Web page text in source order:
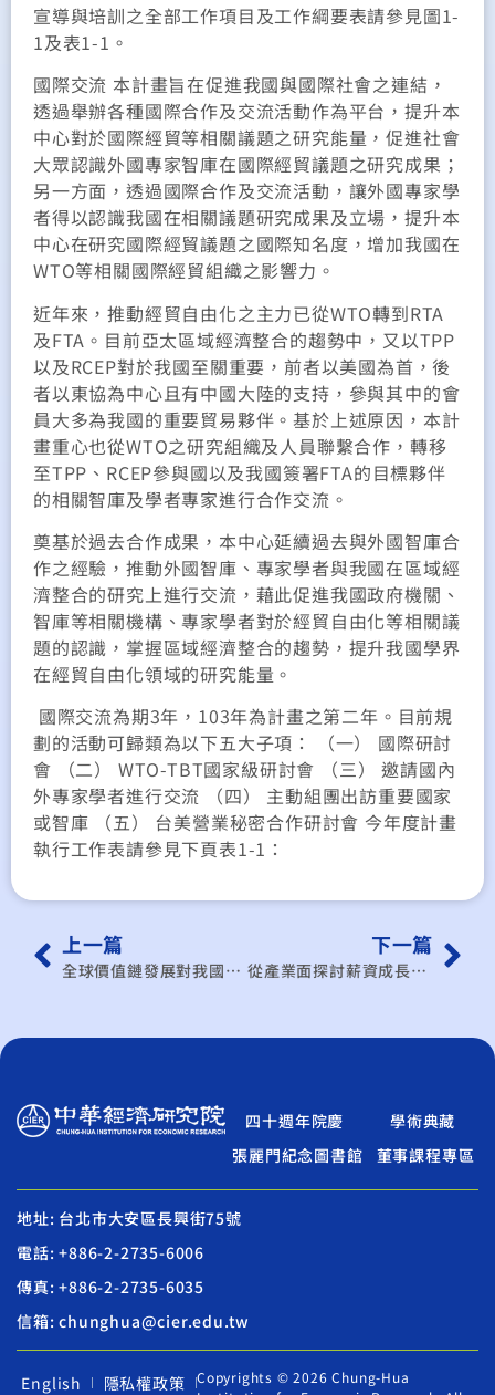
宣導與培訓之全部工作項目及工作綱要表請參見圖1-
1及表1-1。
國際交流 本計畫旨在促進我國與國際社會之連結，
透過舉辦各種國際合作及交流活動作為平台，提升本
中心對於國際經貿等相關議題之研究能量，促進社會
大眾認識外國專家智庫在國際經貿議題之研究成果；
另一方面，透過國際合作及交流活動，讓外國專家學
者得以認識我國在相關議題研究成果及立場，提升本
中心在研究國際經貿議題之國際知名度，增加我國在
WTO等相關國際經貿組織之影響力。
近年來，推動經貿自由化之主力已從WTO轉到RTA
及FTA。目前亞太區域經濟整合的趨勢中，又以TPP
以及RCEP對於我國至關重要，前者以美國為首，後
者以東協為中心且有中國大陸的支持，參與其中的會
員大多為我國的重要貿易夥伴。基於上述原因，本計
畫重心也從WTO之研究組織及人員聯繫合作，轉移
至TPP、RCEP參與國以及我國簽署FTA的目標夥伴
的相關智庫及學者專家進行合作交流。
奠基於過去合作成果，本中心延續過去與外國智庫合
作之經驗，推動外國智庫、專家學者與我國在區域經
濟整合的研究上進行交流，藉此促進我國政府機關、
智庫等相關機構、專家學者對於經貿自由化等相關議
題的認識，掌握區域經濟整合的趨勢，提升我國學界
在經貿自由化領域的研究能量。
國際交流為期3年，103年為計畫之第二年。目前規
劃的活動可歸類為以下五大子項： （一） 國際研討
會 （二） WTO-TBT國家級研討會 （三） 邀請國內
外專家學者進行交流 （四） 主動組團出訪重要國家
或智庫 （五） 台美營業秘密合作研討會 今年度計畫
執行工作表請參見下頁表1-1：
上一篇
全球價值鏈發展對我國經貿關係之意涵
下一篇
從產業面探討薪資成長趨緩成因及具體對策
四十週年院慶
學術典藏
張麗門紀念圖書館
董事課程專區
地址: 台北市大安區長興街75號
電話: +886-2-2735-6006
傳真: +886-2-2735-6035
信箱: chunghua@cier.edu.tw
English 隱私權政策
Copyrights © 2026 Chung-Hua